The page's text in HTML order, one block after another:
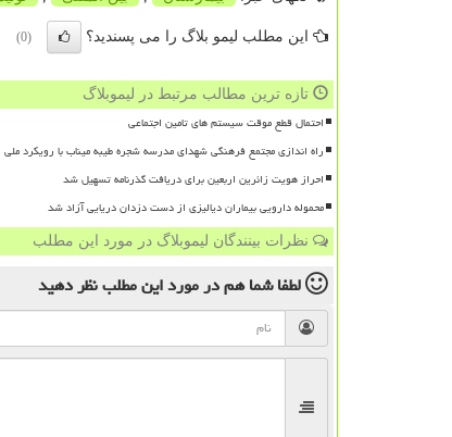
این مطلب لیمو بلاگ را می پسندید؟ (0)
تازه ترین مطالب مرتبط در لیموبلاگ
احتمال قطع موقت سیستم های تامین اجتماعی
راه اندازی مجتمع فرهنگی شهدای مدرسه شجره طیبه میناب با رویکرد ملی
احراز هویت زائرین اربعین برای دریافت گذرنامه تسهیل شد
محموله دارویی بیماران دیالیزی از دست دزدان دریایی آزاد شد
نظرات بینندگان لیموبلاگ در مورد این مطلب
لطفا شما همدر مورد این مطلبنظر دهید